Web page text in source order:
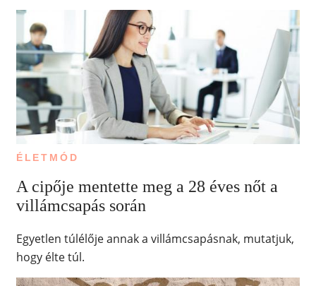
ÉLETMÓD
A cipője mentette meg a 28 éves nőt a
villámcsapás során
Egyetlen túlélője annak a villámcsapásnak, mutatjuk,
hogy élte túl.